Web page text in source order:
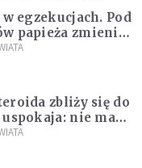
w egzekucjach. Pod
papieża zmienił
zbliży się do
nie ma